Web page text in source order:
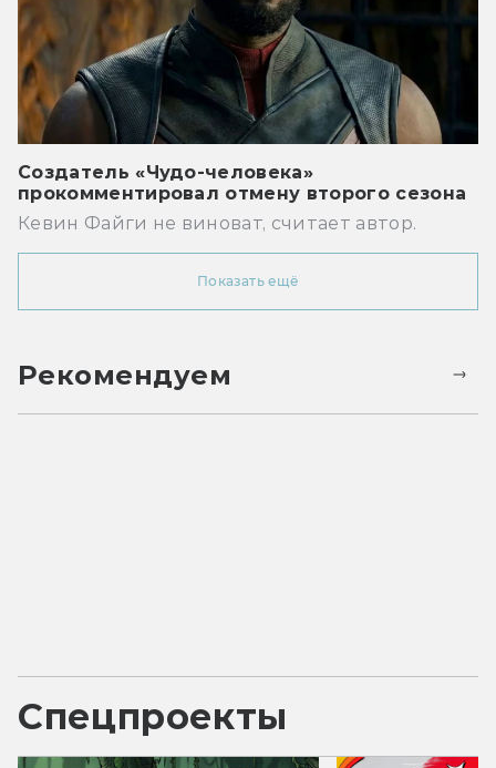
Создатель «Чудо-человека»
прокомментировал отмену второго сезона
Кевин Файги не виноват, считает автор.
Показать ещё
Рекомендуем
Спецпроекты